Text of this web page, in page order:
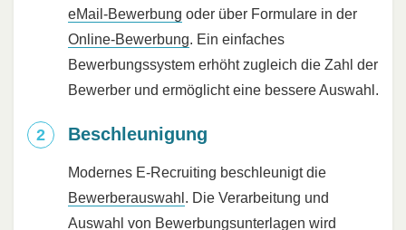
eMail-Bewerbung oder über Formulare in der
Online-Bewerbung. Ein einfaches
Bewerbungssystem erhöht zugleich die Zahl der
Bewerber und ermöglicht eine bessere Auswahl.
Beschleunigung
Modernes E-Recruiting beschleunigt die
Bewerberauswahl . Die Verarbeitung und
Auswahl von Bewerbungsunterlagen wird